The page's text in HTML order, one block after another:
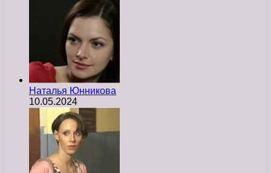
Наталья Юнникова
10.05.2024